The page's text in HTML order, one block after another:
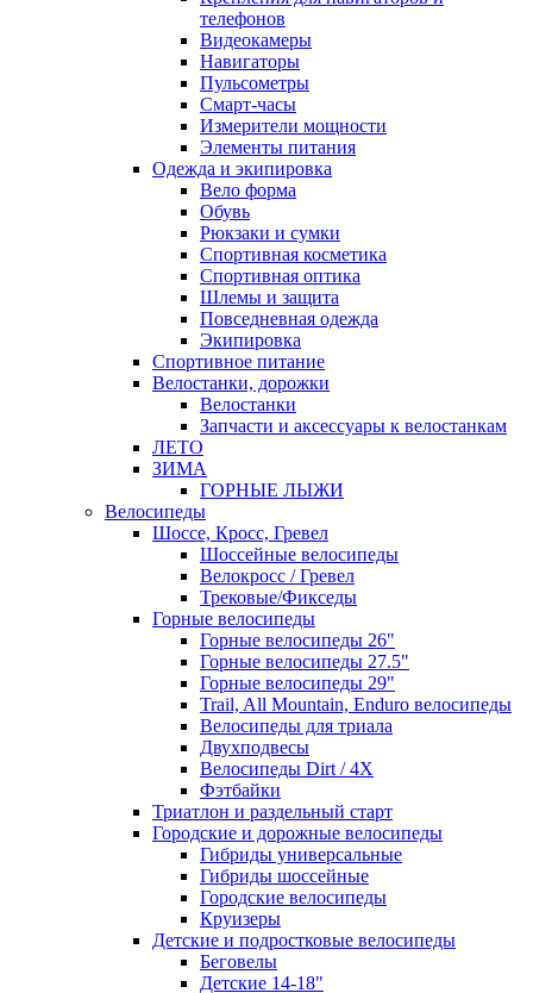
телефонов
Видеокамеры
Навигаторы
Пульсометры
Смарт-часы
Измерители мощности
Элементы питания
Одежда и экипировка
Вело форма
Обувь
Рюкзаки и сумки
Спортивная косметика
Спортивная оптика
Шлемы и защита
Повседневная одежда
Экипировка
Спортивное питание
Велостанки, дорожки
Велостанки
Запчасти и аксессуары к велостанкам
ЛЕТО
ЗИМА
ГОРНЫЕ ЛЫЖИ
Велосипеды
Шоссе, Кросс, Гревел
Шоссейные велосипеды
Велокросс / Гревел
Трековые/Фикседы
Горные велосипеды
Горные велосипеды 26"
Горные велосипеды 27.5"
Горные велосипеды 29"
Trail, All Mountain, Enduro велосипеды
Велосипеды для триала
Двухподвесы
Велосипеды Dirt / 4X
Фэтбайки
Триатлон и раздельный старт
Городские и дорожные велосипеды
Гибриды универсальные
Гибриды шоссейные
Городские велосипеды
Круизеры
Детские и подростковые велосипеды
Беговелы
Детские 14-18"